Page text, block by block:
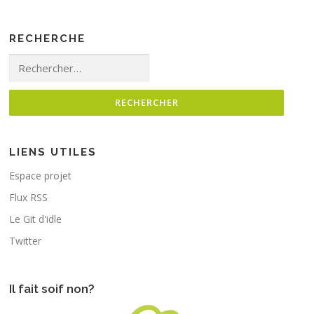
RECHERCHE
LIENS UTILES
Espace projet
Flux RSS
Le Git d'idle
Twitter
Il fait soif non?